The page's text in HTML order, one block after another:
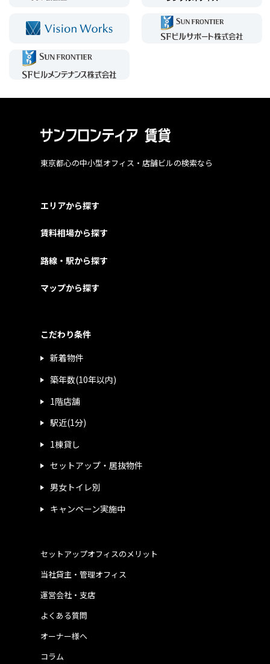
東京都心の中小型オフィス・店舗ビルの検索なら
エリアから探す
賃料相場から探す
路線・駅から探す
マップから探す
こだわり条件
新着物件
築年数(10年以内)
1階店舗
駅近(1分)
1棟貸し
セットアップ・居抜物件
男女トイレ別
キャンペーン実施中
運営会社・支店
よくある質問
当社貸主・管理オフィス
オーナー様へ
コラム
セットアップオフィスのメリット